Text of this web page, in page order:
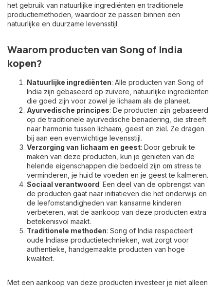
het gebruik van natuurlijke ingrediënten en traditionele
productiemethoden, waardoor ze passen binnen een
natuurlijke en duurzame levensstijl.
Waarom producten van Song of India
kopen?
Natuurlijke ingrediënten: Alle producten van Song of
India zijn gebaseerd op zuivere, natuurlijke ingrediënten
die goed zijn voor zowel je lichaam als de planeet.
Ayurvedische principes: De producten zijn gebaseerd
op de traditionele ayurvedische benadering, die streeft
naar harmonie tussen lichaam, geest en ziel. Ze dragen
bij aan een evenwichtige levensstijl.
Verzorging van lichaam en geest: Door gebruik te
maken van deze producten, kun je genieten van de
helende eigenschappen die bedoeld zijn om stress te
verminderen, je huid te voeden en je geest te kalmeren.
Sociaal verantwoord: Een deel van de opbrengst van
de producten gaat naar initiatieven die het onderwijs en
de leefomstandigheden van kansarme kinderen
verbeteren, wat de aankoop van deze producten extra
betekenisvol maakt.
Traditionele methoden: Song of India respecteert
oude Indiase productietechnieken, wat zorgt voor
authentieke, handgemaakte producten van hoge
kwaliteit.
Met een aankoop van deze producten investeer je niet alleen